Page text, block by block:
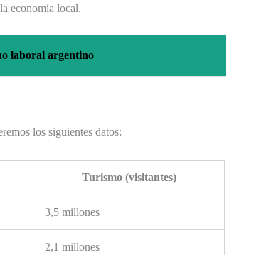
economía local.
laboral argentino
los siguientes datos:
Turismo (visitantes)
3,5 millones
2,1 millones